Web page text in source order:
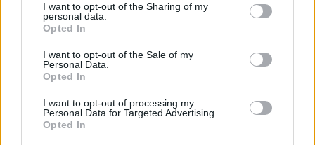
I want to opt-out of the Sharing of my
personal data.
Opted In
I want to opt-out of the Sale of my
Personal Data.
Opted In
I want to opt-out of processing my
Personal Data for Targeted Advertising.
Opted In
ΣΧΕΤΙΚA AΡΘΡΑ
Χανιά: Άφησε την τελευταία του πνοή ενώ είχε πάει για
ΚΡΗΤΗ 15:05